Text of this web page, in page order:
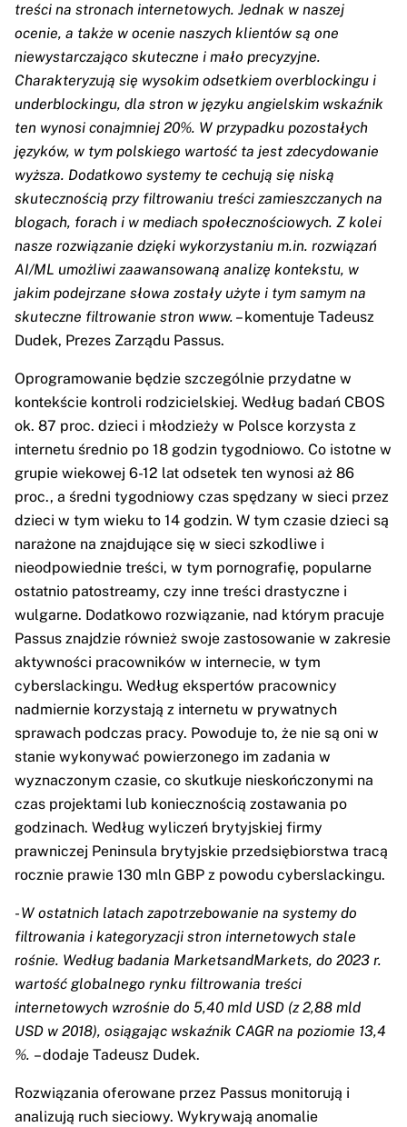
treści na stronach internetowych. Jednak w naszej
ocenie, a także w ocenie naszych klientów są one
niewystarczająco skuteczne i mało precyzyjne.
Charakteryzują się wysokim odsetkiem overblockingu i
underblockingu, dla stron w języku angielskim wskaźnik
ten wynosi conajmniej 20%. W przypadku pozostałych
języków, w tym polskiego wartość ta jest zdecydowanie
wyższa. Dodatkowo systemy te cechują się niską
skutecznością przy filtrowaniu treści zamieszczanych na
blogach, forach i w mediach społecznościowych. Z kolei
nasze rozwiązanie dzięki wykorzystaniu m.in. rozwiązań
AI/ML umożliwi zaawansowaną analizę kontekstu, w
jakim podejrzane słowa zostały użyte i tym samym na
skuteczne filtrowanie stron www. – komentuje Tadeusz
Dudek, Prezes Zarządu Passus.
Oprogramowanie będzie szczególnie przydatne w
kontekście kontroli rodzicielskiej. Według badań CBOS
ok. 87 proc. dzieci i młodzieży w Polsce korzysta z
internetu średnio po 18 godzin tygodniowo. Co istotne w
grupie wiekowej 6-12 lat odsetek ten wynosi aż 86
proc., a średni tygodniowy czas spędzany w sieci przez
dzieci w tym wieku to 14 godzin. W tym czasie dzieci są
narażone na znajdujące się w sieci szkodliwe i
nieodpowiednie treści, w tym pornografię, popularne
ostatnio patostreamy, czy inne treści drastyczne i
wulgarne. Dodatkowo rozwiązanie, nad którym pracuje
Passus znajdzie również swoje zastosowanie w zakresie
aktywności pracowników w internecie, w tym
cyberslackingu. Według ekspertów pracownicy
nadmiernie korzystają z internetu w prywatnych
sprawach podczas pracy. Powoduje to, że nie są oni w
stanie wykonywać powierzonego im zadania w
wyznaczonym czasie, co skutkuje nieskończonymi na
czas projektami lub koniecznością zostawania po
godzinach. Według wyliczeń brytyjskiej firmy
prawniczej Peninsula brytyjskie przedsiębiorstwa tracą
rocznie prawie 130 mln GBP z powodu cyberslackingu.
-W ostatnich latach zapotrzebowanie na systemy do
filtrowania i kategoryzacji stron internetowych stale
rośnie. Według badania MarketsandMarkets, do 2023 r.
wartość globalnego rynku filtrowania treści
internetowych wzrośnie do 5,40 mld USD (z 2,88 mld
USD w 2018), osiągając wskaźnik CAGR na poziomie 13,4
%. – dodaje Tadeusz Dudek.
Rozwiązania oferowane przez Passus monitorują i
analizują ruch sieciowy. Wykrywają anomalie